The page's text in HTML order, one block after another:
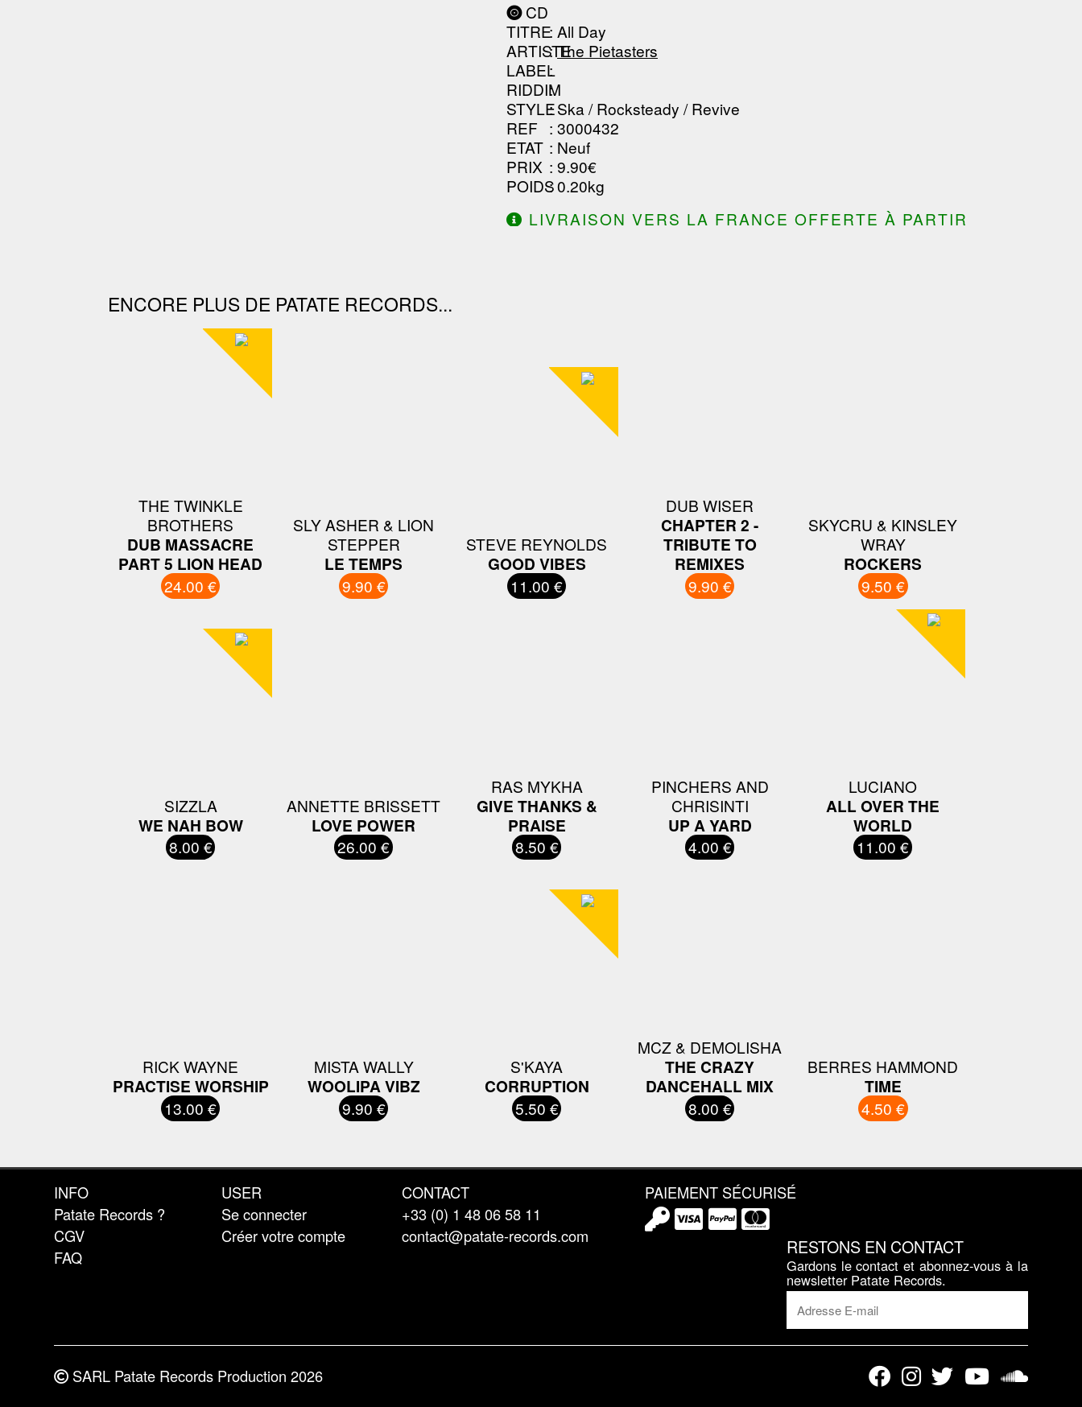
---------------------------------------------------------------------
------------------------------
CD
TITRE: All Day
ARTISTE
:The Pietasters
LABEL
:
RIDDIM
:
STYLE: Ska / Rocksteady / Revive
REF : 3000432
ETAT : Neuf
PRIX : 9.90€
POIDS: 0.20kg
LIVRAISON VERS LA FRANCE OFFERTE À PARTIR
ENCORE PLUS DE PATATE RECORDS...
THE TWINKLE
BROTHERS
DUB MASSACRE
PART 5 LION HEAD
24.00 €
SLY ASHER & LION
STEPPER
LE TEMPS
9.90 €
STEVE REYNOLDS
GOOD VIBES
11.00 €
DUB WISER
CHAPTER 2 -
TRIBUTE TO
REMIXES
9.90 €
SKYCRU & KINSLEY
WRAY
ROCKERS
9.50 €
SIZZLA
WE NAH BOW
8.00 €
ANNETTE BRISSETT
LOVE POWER
26.00 €
RAS MYKHA
GIVE THANKS &
PRAISE
8.50 €
PINCHERS AND
CHRISINTI
UP A YARD
4.00 €
LUCIANO
ALL OVER THE
WORLD
11.00 €
RICK WAYNE
PRACTISE WORSHIP
13.00 €
MISTA WALLY
WOOLIPA VIBZ
9.90 €
S'KAYA
CORRUPTION
5.50 €
MCZ & DEMOLISHA
THE CRAZY
DANCEHALL MIX
8.00 €
BERRES HAMMOND
TIME
4.50 €
INFO
Patate Records ?
CGV
FAQ
USER
Se connecter
Créer votre compte
CONTACT
+33 (0) 1 48 06 58 11
contact@patate-records.com
PAIEMENT SÉCURISÉ
RESTONS EN CONTACT
Gardons le contact et abonnez-vous à la
newsletter Patate Records.
SARL Patate Records Production 2026